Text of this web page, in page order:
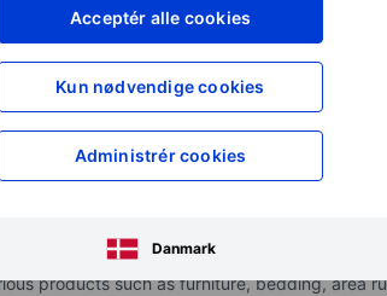
Acceptér alle cookies
Kun nødvendige cookies
Administrér cookies
Danmark
XXXXXXX
XXXXXXX
XXXXXXX
for at få
an affinity model that owns or has
through quality, style, and value. The
as a blockchain asset portfolio. Its e-
products such as furniture, bedding, area